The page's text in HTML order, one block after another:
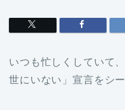
いつも忙しくしていて
世にいない」宣言をシ